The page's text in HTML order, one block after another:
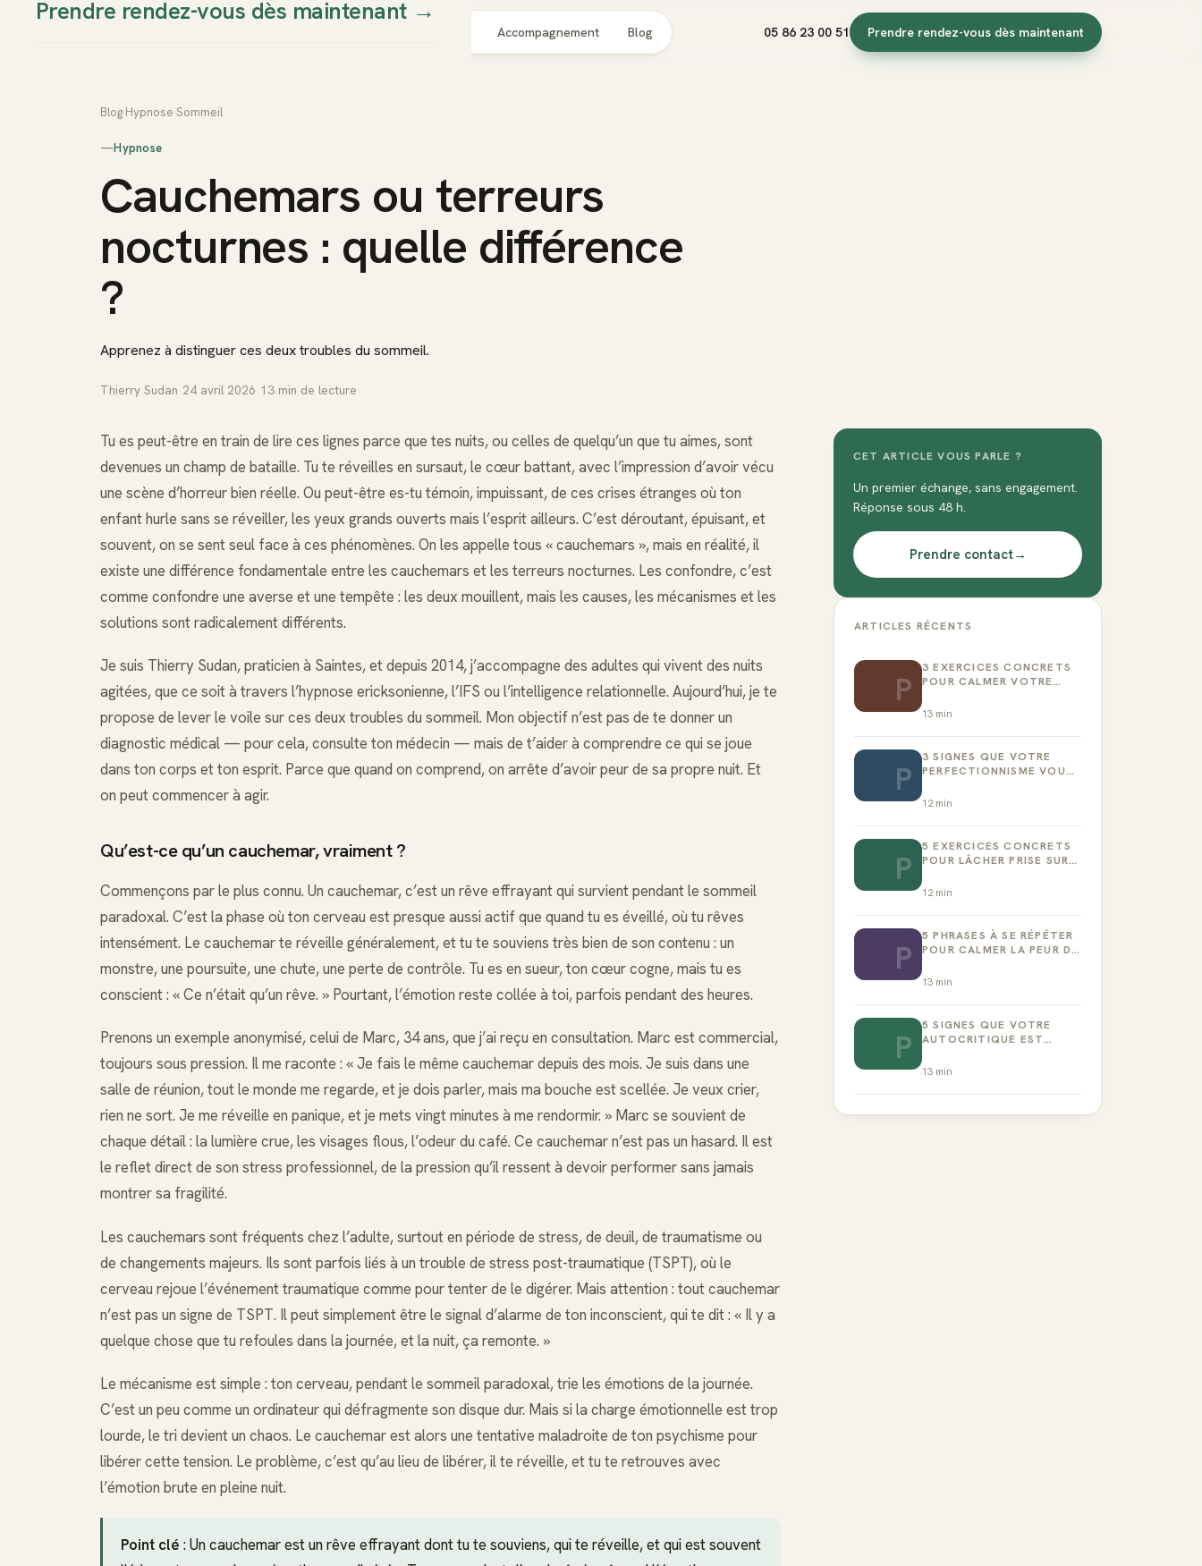
Accompagnement Blog 05 86 23 00 51 Prendre rendez-vous dès maintenant
Prendre rendez-vous dès maintenant→
Blog Hypnose Sommeil
—Hypnose
Cauchemars ou terreurs
nocturnes : quelle différence
?
Apprenez à distinguer ces deux troubles du sommeil.
Thierry Sudan 24 avril 2026 13 min de lecture
Tu es peut-être en train de lire ces lignes parce que tes nuits, ou celles de quelqu’un que tu aimes, sont
devenues un champ de bataille. Tu te réveilles en sursaut, le cœur battant, avec l’impression d’avoir vécu
une scène d’horreur bien réelle. Ou peut-être es-tu témoin, impuissant, de ces crises étranges où ton
enfant hurle sans se réveiller, les yeux grands ouverts mais l’esprit ailleurs. C’est déroutant, épuisant, et
souvent, on se sent seul face à ces phénomènes. On les appelle tous « cauchemars », mais en réalité, il
existe une différence fondamentale entre les cauchemars et les terreurs nocturnes. Les confondre, c’est
comme confondre une averse et une tempête : les deux mouillent, mais les causes, les mécanismes et les
solutions sont radicalement différents.
Je suis Thierry Sudan, praticien à Saintes, et depuis 2014, j’accompagne des adultes qui vivent des nuits
agitées, que ce soit à travers l’hypnose ericksonienne, l’IFS ou l’intelligence relationnelle. Aujourd’hui, je te
propose de lever le voile sur ces deux troubles du sommeil. Mon objectif n’est pas de te donner un
diagnostic médical — pour cela, consulte ton médecin — mais de t’aider à comprendre ce qui se joue
dans ton corps et ton esprit. Parce que quand on comprend, on arrête d’avoir peur de sa propre nuit. Et
on peut commencer à agir.
Qu’est-ce qu’un cauchemar, vraiment ?
Commençons par le plus connu. Un cauchemar, c’est un rêve effrayant qui survient pendant le sommeil
paradoxal. C’est la phase où ton cerveau est presque aussi actif que quand tu es éveillé, où tu rêves
intensément. Le cauchemar te réveille généralement, et tu te souviens très bien de son contenu : un
monstre, une poursuite, une chute, une perte de contrôle. Tu es en sueur, ton cœur cogne, mais tu es
conscient : « Ce n’était qu’un rêve. » Pourtant, l’émotion reste collée à toi, parfois pendant des heures.
Prenons un exemple anonymisé, celui de Marc, 34 ans, que j’ai reçu en consultation. Marc est commercial,
toujours sous pression. Il me raconte : « Je fais le même cauchemar depuis des mois. Je suis dans une
salle de réunion, tout le monde me regarde, et je dois parler, mais ma bouche est scellée. Je veux crier,
rien ne sort. Je me réveille en panique, et je mets vingt minutes à me rendormir. » Marc se souvient de
chaque détail : la lumière crue, les visages flous, l’odeur du café. Ce cauchemar n’est pas un hasard. Il est
le reflet direct de son stress professionnel, de la pression qu’il ressent à devoir performer sans jamais
montrer sa fragilité.
Les cauchemars sont fréquents chez l’adulte, surtout en période de stress, de deuil, de traumatisme ou
de changements majeurs. Ils sont parfois liés à un trouble de stress post-traumatique (TSPT), où le
cerveau rejoue l’événement traumatique comme pour tenter de le digérer. Mais attention : tout cauchemar
n’est pas un signe de TSPT. Il peut simplement être le signal d’alarme de ton inconscient, qui te dit : « Il y a
quelque chose que tu refoules dans la journée, et la nuit, ça remonte. »
Le mécanisme est simple : ton cerveau, pendant le sommeil paradoxal, trie les émotions de la journée.
C’est un peu comme un ordinateur qui défragmente son disque dur. Mais si la charge émotionnelle est trop
lourde, le tri devient un chaos. Le cauchemar est alors une tentative maladroite de ton psychisme pour
libérer cette tension. Le problème, c’est qu’au lieu de libérer, il te réveille, et tu te retrouves avec
l’émotion brute en pleine nuit.
Point clé : Un cauchemar est un rêve effrayant dont tu te souviens, qui te réveille, et qui est souvent
CET ARTICLE VOUS PARLE ?
Un premier échange, sans engagement.
Réponse sous 48 h.
Prendre contact→
ARTICLES RÉCENTS
P
3 EXERCICES CONCRETS
POUR CALMER VOTRE
13 min
P
3 SIGNES QUE VOTRE
PERFECTIONNISME VOUS
12min
P
5 EXERCICES CONCRETS
POUR LÂCHER PRISE SUR
12min
P
5 PHRASES À SE RÉPÉTER
POUR CALMER LA PEUR DE
13 min
P
5 SIGNES QUE VOTRE
AUTOCRITIQUE EST
13 min